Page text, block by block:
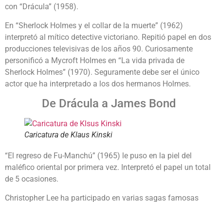
con “Drácula” (1958).
En “Sherlock Holmes y el collar de la muerte” (1962)
interpretó al mítico detective victoriano. Repitió papel en dos
producciones televisivas de los años 90. Curiosamente
personificó a Mycroft Holmes en “La vida privada de
Sherlock Holmes” (1970). Seguramente debe ser el único
actor que ha interpretado a los dos hermanos Holmes.
De Drácula a James Bond
Caricatura de Klaus Kinski
“El regreso de Fu-Manchú” (1965) le puso en la piel del
maléfico oriental por primera vez. Interpretó el papel un total
de 5 ocasiones.
Christopher Lee ha participado en varias sagas famosas